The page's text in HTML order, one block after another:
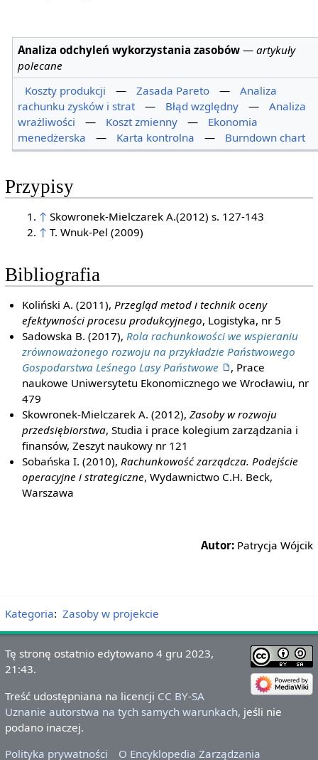
Analiza odchyleń wykorzystania zasobów —artykuły
polecane
Koszty produkcji
— Zasada Pareto —
Analiza
rachunku zysków i strat
— Błąd względny —
Analiza
wrażliwości
— Koszt zmienny —
Ekonomia
menedżerska
— Karta kontrolna — Burndown chart
Przypisy
↑ Skowronek-Mielczarek A.(2012) s. 127-143
↑ T. Wnuk-Pel (2009)
Bibliografia
Koliński A. (2011), Przegląd metod i technik oceny
efektywności procesu produkcyjnego, Logistyka, nr 5
Sadowska B. (2017), Rola rachunkowości we wspieraniu
zrównoważonego rozwoju na przykładzie Państwowego
Gospodarstwa Leśnego Lasy Państwowe
, Prace
naukowe Uniwersytetu Ekonomicznego we Wrocławiu, nr
479
Skowronek-Mielczarek A. (2012),Zasoby w rozwoju
przedsiębiorstwa, Studia i prace kolegium zarządzania i
finansów, Zeszyt naukowy nr 121
Sobańska I. (2010), Rachunkowość zarządcza. Podejście
operacyjne i strategiczne, Wydawnictwo C.H. Beck,
Warszawa
Autor: Patrycja Wójcik
Kategoria: Zasoby w projekcie
Tę stronę ostatnio edytowano 4 gru 2023,
21:43.
Treść udostępniana na licencji CC BY-SA
Uznanie autorstwa na tych samych warunkach, jeśli nie
podano inaczej.
Polityka prywatności
O Encyklopedia Zarządzania